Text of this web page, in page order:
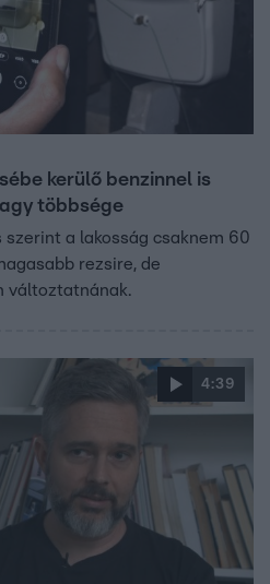
kerülő benzinnel is
többsége
a lakosság csaknem 60
rezsire, de
változtatnának.
4:39